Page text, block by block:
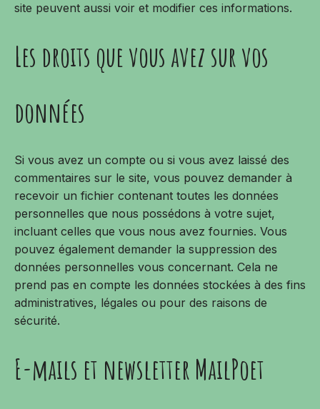
site peuvent aussi voir et modifier ces informations.
Les droits que vous avez sur vos
données
Si vous avez un compte ou si vous avez laissé des
commentaires sur le site, vous pouvez demander à
recevoir un fichier contenant toutes les données
personnelles que nous possédons à votre sujet,
incluant celles que vous nous avez fournies. Vous
pouvez également demander la suppression des
données personnelles vous concernant. Cela ne
prend pas en compte les données stockées à des fins
administratives, légales ou pour des raisons de
sécurité.
E-mails et newsletter MailPoet